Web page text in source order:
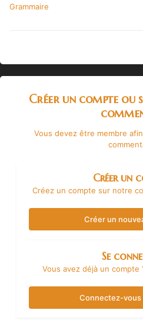
Grammaire
Créer un compte ou
Vous devez être membre
Créer un
Créez un compte sur notre
Créer un
Se
Vous avez déjà un
Connectez-vous